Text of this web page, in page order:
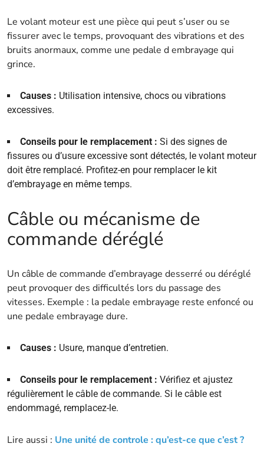
Le volant moteur est une pièce qui peut s’user ou se
fissurer avec le temps, provoquant des vibrations et des
bruits anormaux, comme une pedale d embrayage qui
grince.
Causes : Utilisation intensive, chocs ou vibrations
excessives.
Conseils pour le remplacement : Si des signes de
fissures ou d’usure excessive sont détectés, le volant moteur
doit être remplacé. Profitez-en pour remplacer le kit
d’embrayage en même temps.
Câble ou mécanisme de
commande déréglé
Un câble de commande d’embrayage desserré ou déréglé
peut provoquer des difficultés lors du passage des
vitesses. Exemple : la pedale embrayage reste enfoncé ou
une pedale embrayage dure.
Causes : Usure, manque d’entretien.
Conseils pour le remplacement : Vérifiez et ajustez
régulièrement le câble de commande. Si le câble est
endommagé, remplacez-le.
Lire aussi : Une unité de controle : qu’est-ce que c’est ?